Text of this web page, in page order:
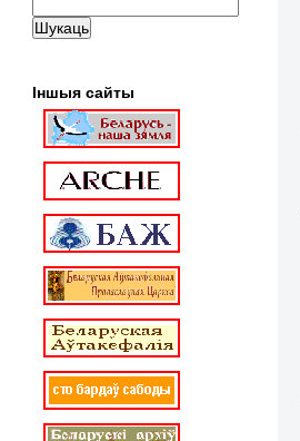
Іншыя сайты